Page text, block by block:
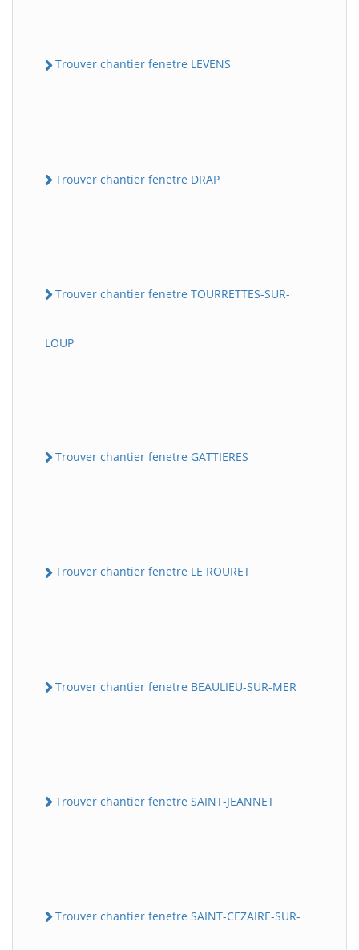
Trouver chantier fenetre LEVENS
Trouver chantier fenetre DRAP
Trouver chantier fenetre TOURRETTES-SUR-
LOUP
Trouver chantier fenetre GATTIERES
Trouver chantier fenetre LE ROURET
Trouver chantier fenetre BEAULIEU-SUR-MER
Trouver chantier fenetre SAINT-JEANNET
Trouver chantier fenetre SAINT-CEZAIRE-SUR-